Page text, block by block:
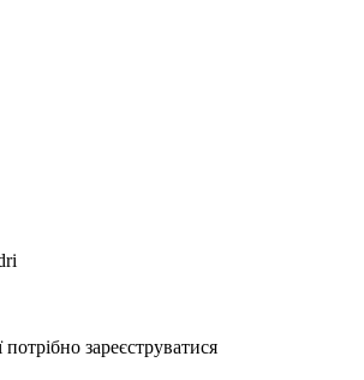
зареєструватися